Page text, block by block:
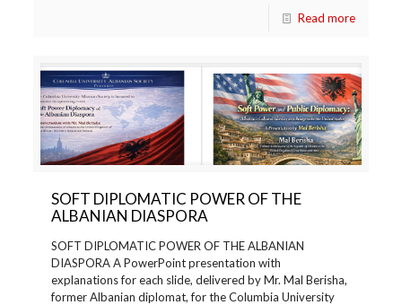
Read more
SOFT DIPLOMATIC POWER OF THE
ALBANIAN DIASPORA
SOFT DIPLOMATIC POWER OF THE ALBANIAN
DIASPORA A PowerPoint presentation with
explanations for each slide, delivered by Mr. Mal Berisha,
former Albanian diplomat, for the Columbia University